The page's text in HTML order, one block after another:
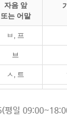
자음 앞
또는 어말
ㅂ, 프
브
ㅅ, 트
ㄱ, 크
평일